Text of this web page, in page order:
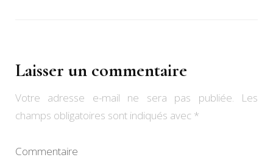
Laisser un commentaire
Votre adresse e-mail ne sera pas publiée.
Les
champs obligatoires sont indiqués avec *
Commentaire